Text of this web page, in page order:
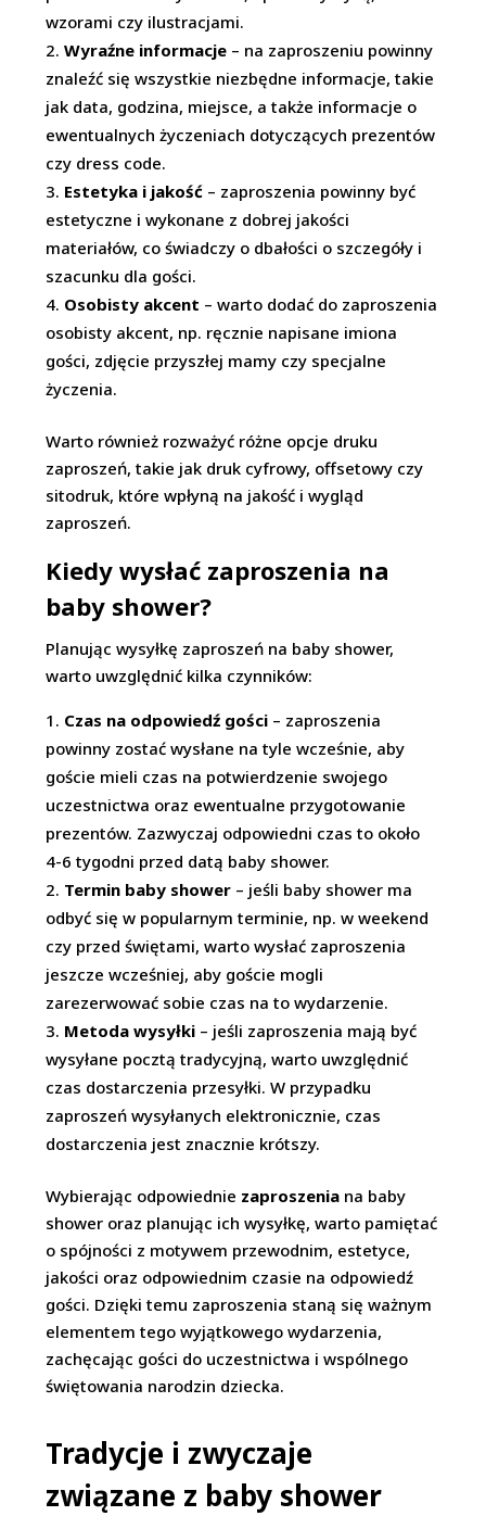
wzorami czy ilustracjami.
Wyraźne informacje – na zaproszeniu powinny
znaleźć się wszystkie niezbędne informacje, takie
jak data, godzina, miejsce, a także informacje o
ewentualnych życzeniach dotyczących prezentów
czy dress code.
Estetyka i jakość – zaproszenia powinny być
estetyczne i wykonane z dobrej jakości
materiałów, co świadczy o dbałości o szczegóły i
szacunku dla gości.
Osobisty akcent – warto dodać do zaproszenia
osobisty akcent, np. ręcznie napisane imiona
gości, zdjęcie przyszłej mamy czy specjalne
życzenia.
Warto również rozważyć różne opcje druku
zaproszeń, takie jak druk cyfrowy, offsetowy czy
sitodruk, które wpłyną na jakość i wygląd
zaproszeń.
Kiedy wysłać zaproszenia na
baby shower?
Planując wysyłkę zaproszeń na baby shower,
warto uwzględnić kilka czynników:
Czas na odpowiedź gości – zaproszenia
powinny zostać wysłane na tyle wcześnie, aby
goście mieli czas na potwierdzenie swojego
uczestnictwa oraz ewentualne przygotowanie
prezentów. Zazwyczaj odpowiedni czas to około
4-6 tygodni przed datą baby shower.
Termin baby shower – jeśli baby shower ma
odbyć się w popularnym terminie, np. w weekend
czy przed świętami, warto wysłać zaproszenia
jeszcze wcześniej, aby goście mogli
zarezerwować sobie czas na to wydarzenie.
Metoda wysyłki – jeśli zaproszenia mają być
wysyłane pocztą tradycyjną, warto uwzględnić
czas dostarczenia przesyłki. W przypadku
zaproszeń wysyłanych elektronicznie, czas
dostarczenia jest znacznie krótszy.
Wybierając odpowiednie zaproszenia na baby
shower oraz planując ich wysyłkę, warto pamiętać
o spójności z motywem przewodnim, estetyce,
jakości oraz odpowiednim czasie na odpowiedź
gości. Dzięki temu zaproszenia staną się ważnym
elementem tego wyjątkowego wydarzenia,
zachęcając gości do uczestnictwa i wspólnego
świętowania narodzin dziecka.
Tradycje i zwyczaje
związane z baby shower